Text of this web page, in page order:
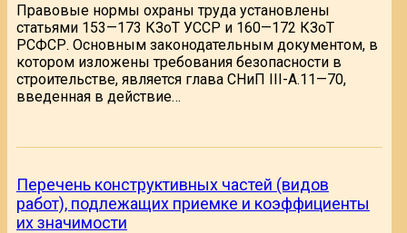
Правовые нормы охраны труда установлены
статьями 153—173 КЗоТ УССР и 160—172 КЗоТ
РСФСР. Основным законодательным документом, в
котором изложены требования безопасности в
строительстве, является глава СНиП III-A.11—70,
введенная в действие…
Перечень конструктивных частей (видов
работ), подлежащих приемке и коэффициенты
их значимости